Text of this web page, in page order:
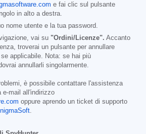
e fai clic sul pulsante
in alto a destra.
nome utente e la tua password.
vai su "Ordini/Licenze". Accanto
troverai un pulsante per annullare
se applicabile. Nota: se hai più
annullarli singolarmente.
è possibile contattare l'assistenza
e-mail all'indirizzo
oppure aprendo un ticket di supporto
.